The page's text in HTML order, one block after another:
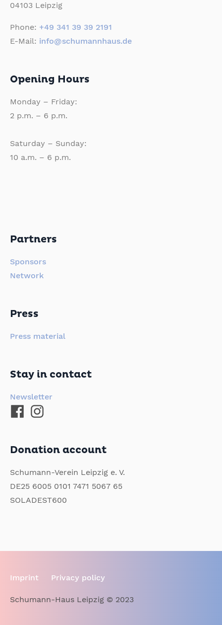
04103 Leipzig
Phone: +49 341 39 39 2191
E-Mail: info@schumannhaus.de
Opening Hours
Monday – Friday:
2 p.m. – 6 p.m.
Saturday – Sunday:
10 a.m. – 6 p.m.
Partners
Sponsors
Network
Press
Press material
Stay in contact
Newsletter
Donation account
Schumann-Verein Leipzig e. V.
DE25 6005 0101 7471 5067 65
SOLADEST600
Imprint Privacy policy
Schumann-Haus Leipzig © 2023